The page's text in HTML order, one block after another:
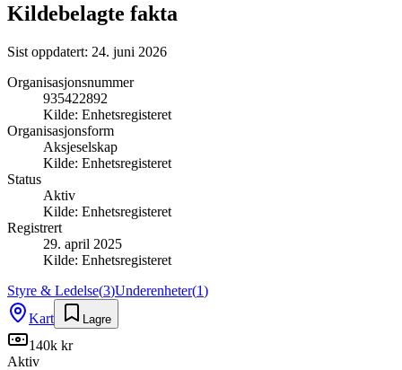
Kildebelagte fakta
Sist oppdatert: 24. juni 2026
Organisasjonsnummer
935422892
Kilde: Enhetsregisteret
Organisasjonsform
Aksjeselskap
Kilde: Enhetsregisteret
Status
Aktiv
Kilde: Enhetsregisteret
Registrert
29. april 2025
Kilde: Enhetsregisteret
Styre & Ledelse(3)Underenheter(1)
Kart
Lagre
140k kr
Aktiv